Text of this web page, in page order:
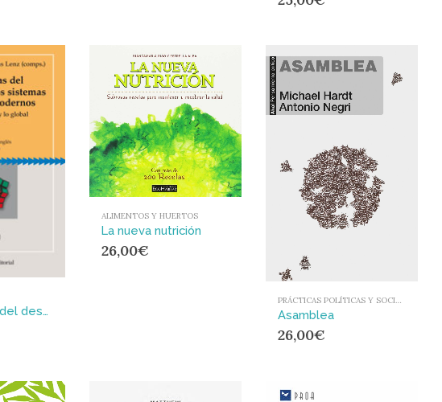
Trayectorias del desarrollo de los sistemas educativos modernos : Entre lo nacional y lo global
ALIMENTOS Y HUERTOS
La nueva nutrición
26,00€
PRÁCTICAS POLÍTICAS Y SOCIALES
Asamblea
26,00€